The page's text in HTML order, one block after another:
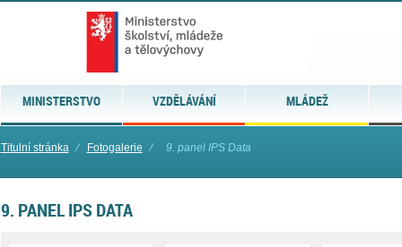
MINISTERSTVO VZDĚLÁVÁNÍ MLÁDEŽ
Titulní stránka ⁄ Fotogalerie ⁄ 9. panel IPS Data
9. PANEL IPS DATA